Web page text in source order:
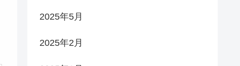
2025年5月
2025年2月